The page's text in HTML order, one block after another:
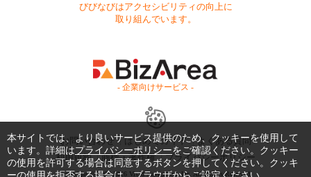
びびなびはアクセシビリティの向上に
取り組んでいます。
- 企業向けサービス -
お問い合わせ はじめてガイド
よくある質問
利用規約
商標・著作権 プライバシーポリシー
Copyright © 1999-2026 Vivid Navigation, Inc. All Rights Reserved.
本サイトでは、より良いサービス提供のため、クッキーを使用して
います。詳細はプライバシーポリシーをご確認ください。クッキー
の使用を許可する場合は同意するボタンを押してください。クッキ